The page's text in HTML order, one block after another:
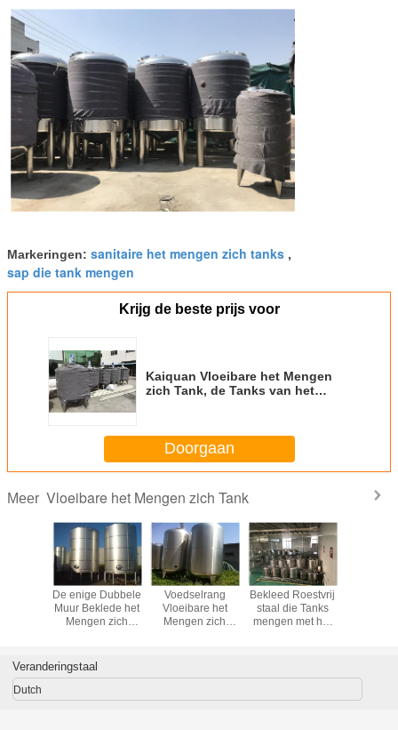
Markeringen: sanitaire het mengen zich tanks ,
sap die tank mengen
Krijg de beste prijs voor
Kaiquan Vloeibare het Mengen
zich Tank, de Tanks van het
Doorgaan
Meer Vloeibare het Mengen zich Tank
Schraper
De enige Dubbele
Muur Beklede het
Mengen zich
het Tankroestvrije
staal
Voedselrang
Vloeibare het
Mengen zich
Muur Enige Muur
Bekleed Roestvrij
staal die Tanks
mengen met het
Veranderingstaal
Dutch